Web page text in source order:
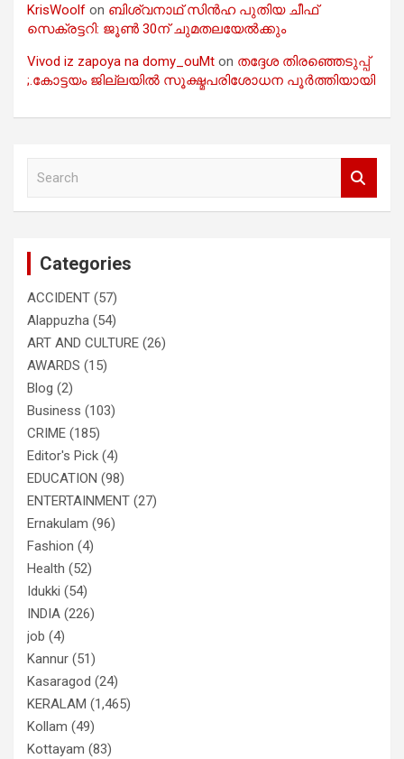
KrisWoolf on ബിശ്വനാഥ് സിൻഹ പുതിയ ചീഫ്
സെക്രട്ടറി: ജൂൺ 30ന് ചുമതലയേൽക്കും
Vivod iz zapoya na domy_ouMt on തദ്ദേശ തിരഞ്ഞെടുപ്പ്
;.കോട്ടയം ജില്ലയിൽ സൂക്ഷ്മപരിശോധന പൂർത്തിയായി
Categories
ACCIDENT (57)
Alappuzha (54)
ART AND CULTURE (26)
AWARDS (15)
Blog (2)
Business (103)
CRIME (185)
Editor's Pick (4)
EDUCATION (98)
ENTERTAINMENT (27)
Ernakulam (96)
Fashion (4)
Health (52)
Idukki (54)
INDIA (226)
job (4)
Kannur (51)
Kasaragod (24)
KERALAM (1,465)
Kollam (49)
Kottayam (83)